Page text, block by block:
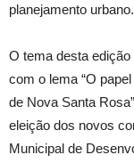
planejamento urbano.
O tema desta edição
com o lema “O
de Nova Santa
eleição dos novos
Municipal de